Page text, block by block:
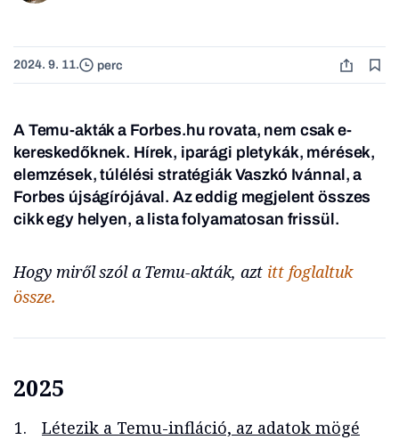
2024. 9. 11. perc
A Temu-akták a Forbes.hu rovata, nem csak e-
kereskedőknek. Hírek, iparági pletykák, mérések,
elemzések, túlélési stratégiák Vaszkó Ivánnal, a
Forbes újságírójával. Az eddig megjelent összes
cikk egy helyen, a lista folyamatosan frissül.
Hogy miről szól a Temu-akták, azt itt foglaltuk
össze.
2025
Létezik a Temu-infláció, az adatok mögé